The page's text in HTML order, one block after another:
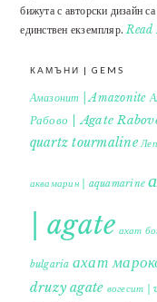
бижута с авторски дизайн
единствен екземпляр.Read
КАМЪНИ | GEMS
Амазонит | Amazonite
Рабово | Agate
quartz tourmaline
аквамарин | aquamarine
| agate ахат
bulgaria ахат
druzy agate вогесит |